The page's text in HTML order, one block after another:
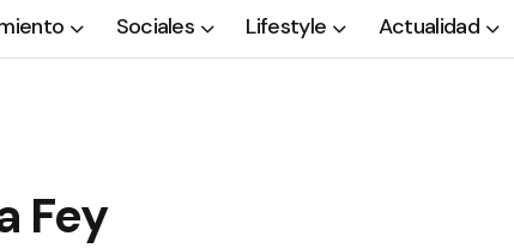
Sociales Lifestyle Actualidad
Fey